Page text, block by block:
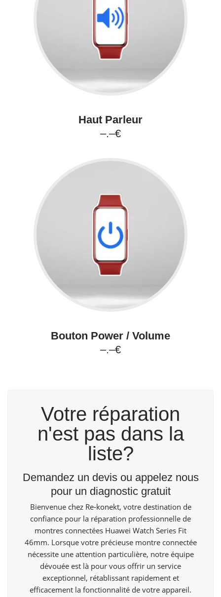
Haut Parleur
–.–€
Bouton Power / Volume
–.–€
Votre réparation
n'est pas dans la
liste?
Demandez un devis ou appelez nous
pour un diagnostic gratuit
Bienvenuechez Re-konekt, votre destination de
confiance pour la réparation professionnelle de
montres connectées Huawei Watch Series Fit
46mm. Lorsque votre précieuse montre connectée
nécessite une attention particulière, notre équipe
dévouée est là pour vous offrir un service
exceptionnel, rétablissant rapidement et
efficacement la fonctionnalité de votre appareil.